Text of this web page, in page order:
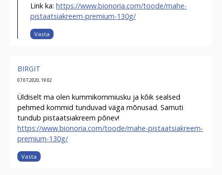
Link ka: https://www.bionoria.com/toode/mahe-
pistaatsiakreem-premium-130g/
Vasta
BIRGIT
07.07.2020, 19:02
Üldiselt ma olen kummikommiusku ja kõik sealsed
pehmed kommid tunduvad väga mõnusad. Samuti
tundub pistaatsiakreem põnev!
https://www.bionoria.com/toode/mahe-pistaatsiakreem-
premium-130g/
Vasta